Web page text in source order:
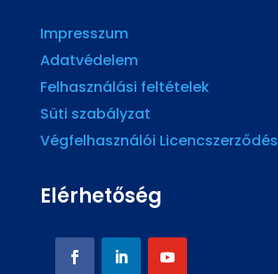
Impresszum
Adatvédelem
Felhasználási feltételek
Süti szabályzat
Végfelhasználói Licencszerződés
Elérhetőség